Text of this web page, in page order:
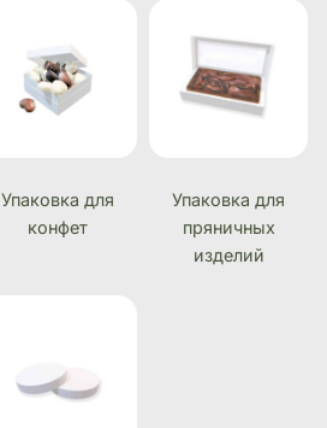
Упаковка для
конфет
Упаковка для
пряничных
изделий